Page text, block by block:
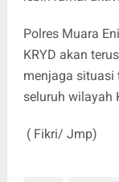
Polres Muara
KRYD akan
menjaga situasi
seluruh wilayah
( Fikri/ Jmp)